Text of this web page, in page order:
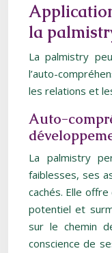
la
La palmistry
l’auto-
les relations et
Auto-
La palmistry
faiblesses, ses
cachés. Elle
potentiel et
sur le chemin
conscience de